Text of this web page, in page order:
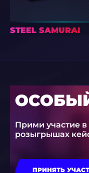
STEEL SAMURAI
Прими участие
розыгрышах
ПРИНЯТЬ